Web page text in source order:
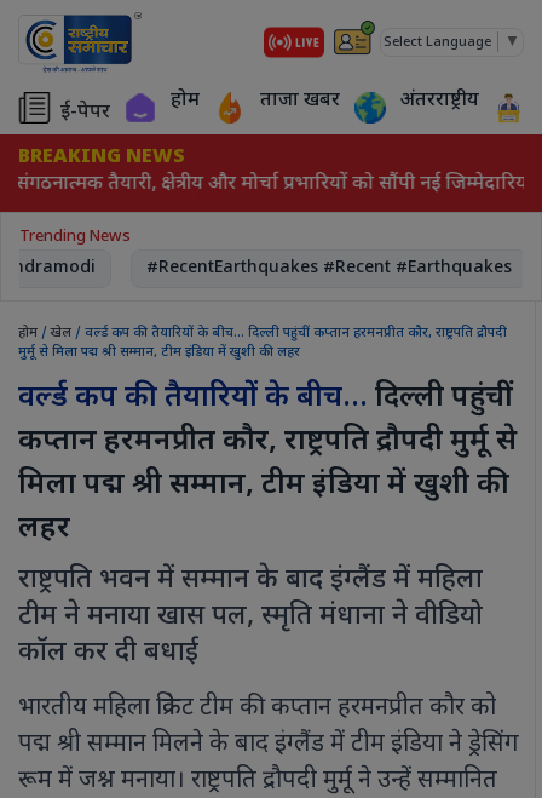
Select Language ▼
ई-पेपर होम ताजा खबर अंतरराष्ट्रीय
BREAKING NEWS
तैयारी, क्षेत्रीय और मोर्चा प्रभारियों को सौंपी नई जिम्मेदारियां
Trending News
#RecentEarthquakes #Recent #Earthquakes
होम /खेल / वर्ल्ड कप की तैयारियों के बीच... दिल्ली पहुंचीं कप्तान हरमनप्रीत कौर, राष्ट्रपति द्रौपदी
मुर्मू से मिला पद्म श्री सम्मान, टीम इंडिया में खुशी की लहर
वर्ल्ड कप की तैयारियों के बीच... दिल्ली पहुंचीं
कप्तान हरमनप्रीत कौर, राष्ट्रपति द्रौपदी मुर्मू से
मिला पद्म श्री सम्मान, टीम इंडिया में खुशी की
लहर
राष्ट्रपति भवन में सम्मान के बाद इंग्लैंड में महिला
टीम ने मनाया खास पल, स्मृति मंधाना ने वीडियो
कॉल कर दी बधाई
भारतीय महिला क्रिकेट टीम की कप्तान हरमनप्रीत कौर को
पद्म श्री सम्मान मिलने के बाद इंग्लैंड में टीम इंडिया ने ड्रेसिंग
रूम में जश्न मनाया। राष्ट्रपति द्रौपदी मुर्मू ने उन्हें सम्मानित